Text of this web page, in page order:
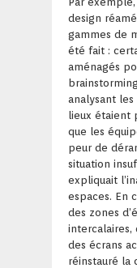
design
gammes de
été fait :
aménagés
analysant les
lieux étaient
que les
peur de
situation
expliquait
espaces. En
des zones
intercalaires,
des écrans
réinstauré la